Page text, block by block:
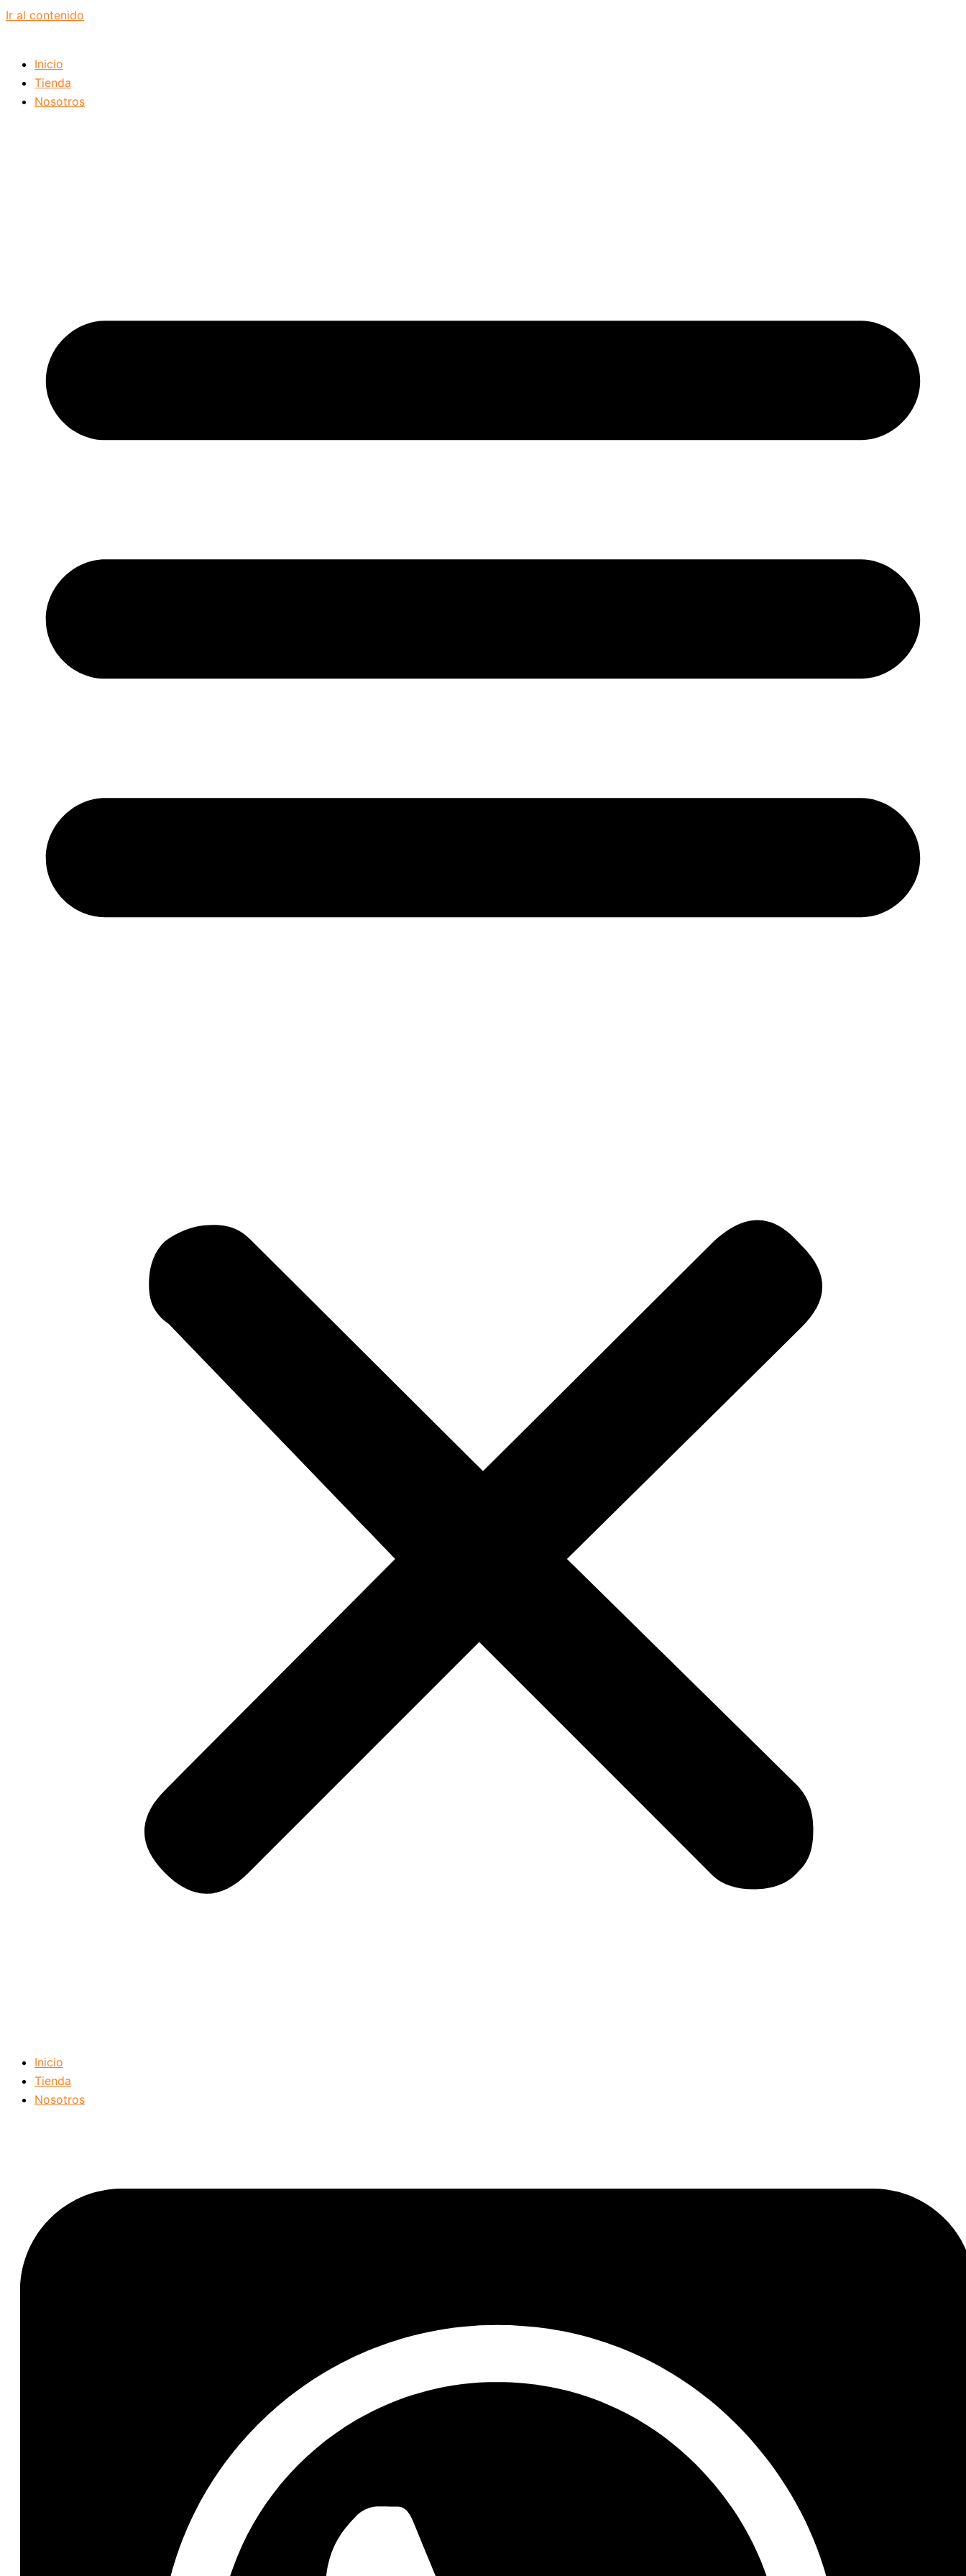
Ir al contenido
Inicio
Tienda
Nosotros
Inicio
Tienda
Nosotros